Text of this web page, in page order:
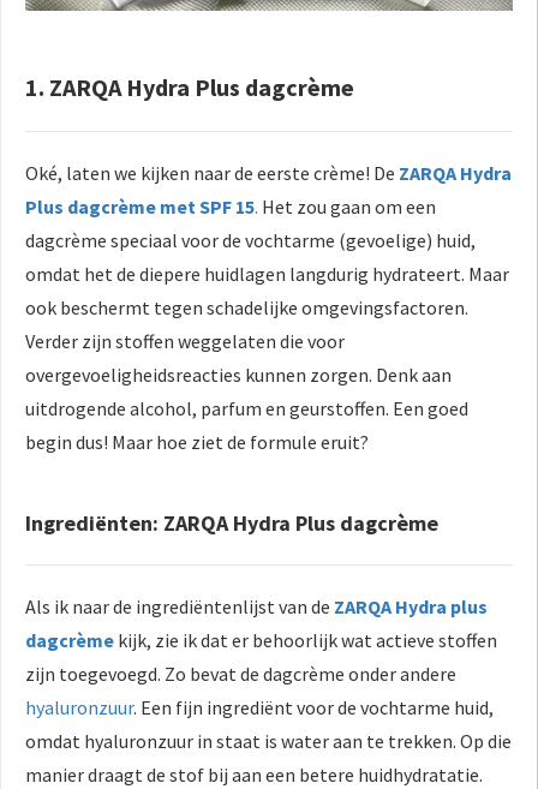
1. ZARQA Hydra Plus dagcrème
Oké, laten we kijken naar de eerste crème! De ZARQA Hydra
Plus dagcrème met SPF 15. Het zou gaan om een
dagcrème speciaal voor de vochtarme (gevoelige) huid,
omdat het de diepere huidlagen langdurig hydrateert. Maar
ook beschermt tegen schadelijke omgevingsfactoren.
Verder zijn stoffen weggelaten die voor
overgevoeligheidsreacties kunnen zorgen. Denk aan
uitdrogende alcohol, parfum en geurstoffen. Een goed
begin dus! Maar hoe ziet de formule eruit?
Ingrediënten: ZARQA Hydra Plus dagcrème
Als ik naar de ingrediëntenlijst van de ZARQA Hydra plus
dagcrème kijk, zie ik dat er behoorlijk wat actieve stoffen
zijn toegevoegd. Zo bevat de dagcrème onder andere
hyaluronzuur. Een fijn ingrediënt voor de vochtarme huid,
omdat hyaluronzuur in staat is water aan te trekken. Op die
manier draagt de stof bij aan een betere huidhydratatie.